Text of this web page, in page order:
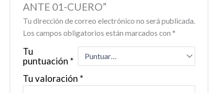
ANTE 01-CUERO”
Tu dirección de correo electrónico no será publicada.
Los campos obligatorios están marcados con *
Tu
puntuación *
Tu valoración *